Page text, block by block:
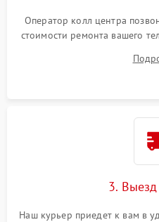
Оператор колл центра
стоимости ремонта вашего
3.
Наш курьер приедет к вам в